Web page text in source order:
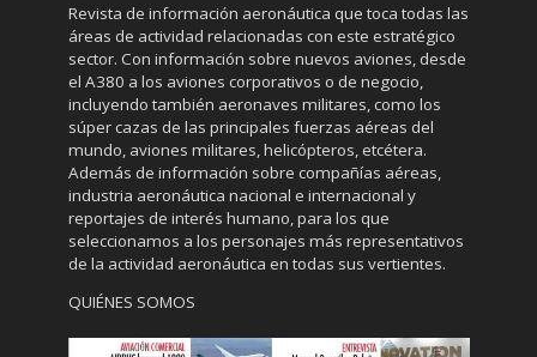
Revista de información aeronáutica que toca todas las
áreas de actividad relacionadas con este estratégico
sector. Con información sobre nuevos aviones, desde
el A380 a los aviones corporativos o de negocio,
incluyendo también aeronaves militares, como los
súper cazas de las principales fuerzas aéreas del
mundo, aviones militares, helicópteros, etcétera.
Además de información sobre compañías aéreas,
industria aeronáutica nacional e internacional y
reportajes de interés humano, para los que
seleccionamos a los personajes más representativos
de la actividad aeronáutica en todas sus vertientes.
QUIÉNES SOMOS